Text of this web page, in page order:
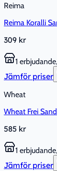
Reima
Reima Koralli
309 kr
1
Jämför priser
Wheat
Wheat Frei
585 kr
1
Jämför priser